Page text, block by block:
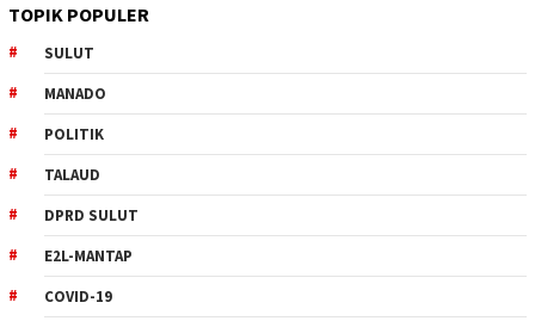
TOPIK POPULER
SULUT
MANADO
POLITIK
TALAUD
DPRD SULUT
E2L-MANTAP
COVID-19